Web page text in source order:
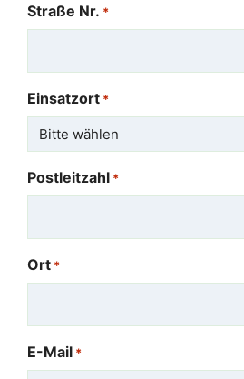
Straße Nr. *
Einsatzort *
Postleitzahl *
Ort *
E-Mail *